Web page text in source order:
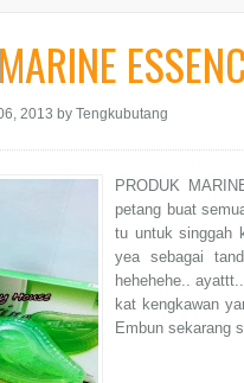
2013 by Tengkubutang
PRODUK
petang buat
tu untuk singgah
yea sebagai
hehehehe..
kat kengkawan
Embun sekarang